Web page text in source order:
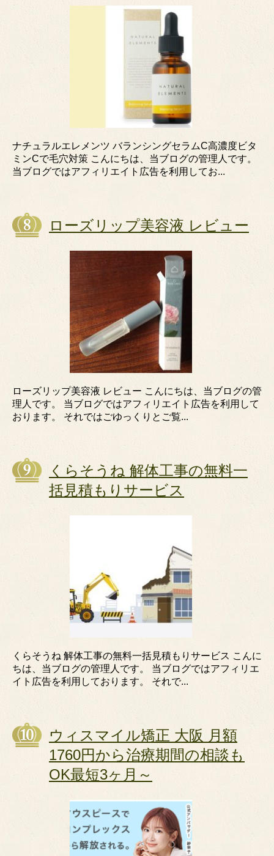
ナチュラルエレメンツ バランシングセラムC高濃度ビタ
ミンCで毛穴対策 こんにちは、当ブログの管理人です。
当ブログではアフィリエイト広告を利用してお...
ローズリップ美容液 レビュー
ローズリップ美容液 レビュー こんにちは、当ブログの管
理人です。 当ブログではアフィリエイト広告を利用して
おります。 それではごゆっくりとご覧...
くらそうね 解体工事の無料一
括見積もりサービス
くらそうね 解体工事の無料一括見積もりサービス こんに
ちは、当ブログの管理人です。 当ブログではアフィリエ
イト広告を利用しております。 それで...
ウィスマイル矯正 大阪 月額
1760円から治療期間の相談も
OK最短3ヶ月～